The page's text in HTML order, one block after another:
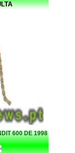
600 DE 1998